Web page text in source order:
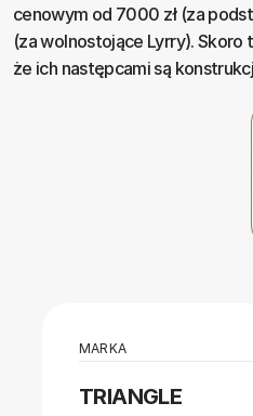
cenowym od 7000 zł (za
(za wolnostojące Lyrry).
że ich następcami są
MARKA
TRIANGLE